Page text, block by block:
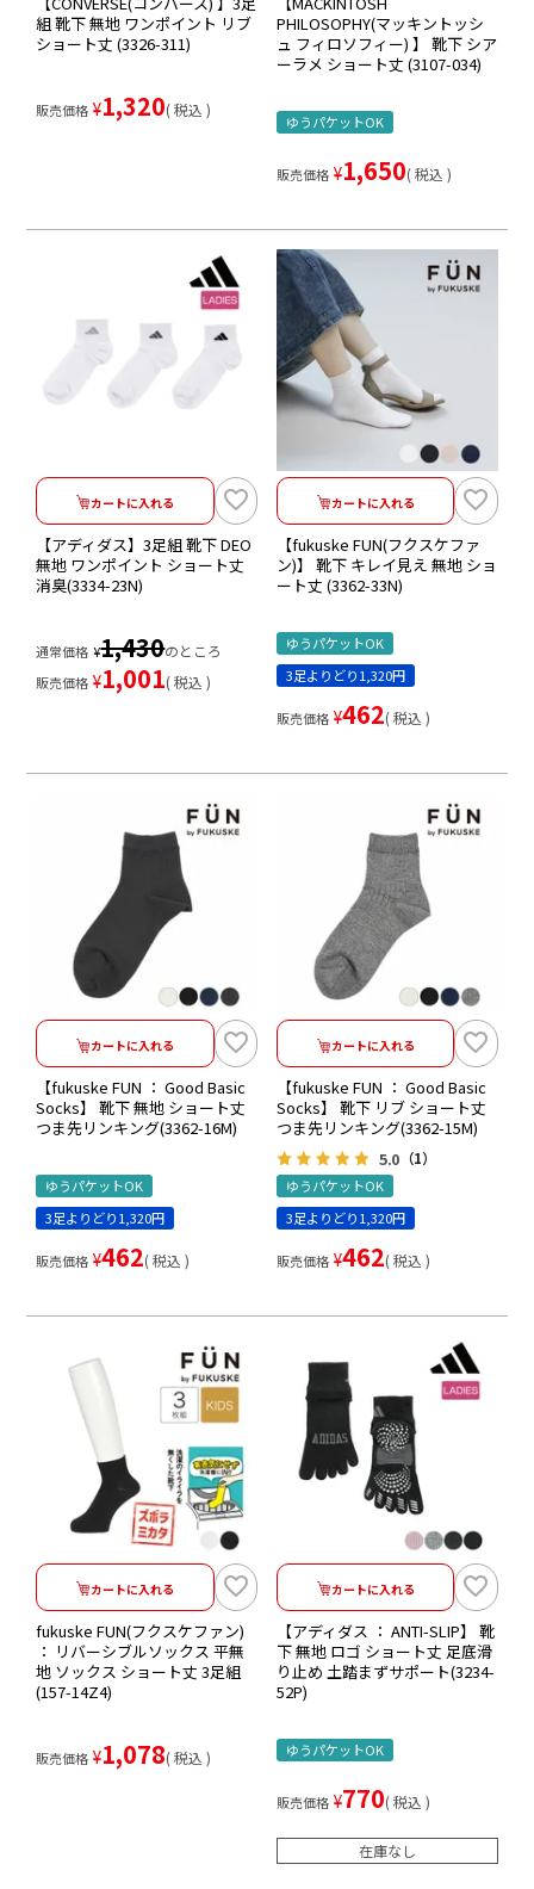
組 靴下 無地 ワンポイント リブ
ショート丈 (3326-311)
販売価格 ¥1,320 税込
PHILOSOPHY(マッキントッシ
ュ フィロソフィー) 】 靴下 シア
ーラメ ショート丈 (3107-034)
ゆうパケットOK
販売価格 ¥1,650 税込
カートに入れる
【アディダス】3足組 靴下 DEO
無地 ワンポイント ショート丈
消臭(3334-23N)
通常価格 ¥1,430のところ
販売価格 ¥1,001 税込
カートに入れる
【fukuske FUN(フクスケファ
ン)】 靴下 キレイ見え 無地 ショ
ート丈 (3362-33N)
ゆうパケットOK
3足よりどり1,320円
販売価格 ¥462 税込
カートに入れる
【fukuske FUN ： Good Basic
Socks】 靴下 無地 ショート丈
つま先リンキング(3362-16M)
ゆうパケットOK
3足よりどり1,320円
販売価格 ¥462 税込
カートに入れる
【fukuske FUN ： Good Basic
Socks】 靴下 リブ ショート丈
つま先リンキング(3362-15M)
5.0 （1）
ゆうパケットOK
3足よりどり1,320円
販売価格 ¥462 税込
カートに入れる
fukuske FUN(フクスケファン)
： リバーシブルソックス 平無
地 ソックス ショート丈 3足組
(157-14Z4)
販売価格 ¥1,078 税込
カートに入れる
【アディダス ： ANTI-SLIP】 靴
下 無地 ロゴ ショート丈 足底滑
り止め 土踏まずサポート(3234-
52P)
ゆうパケットOK
販売価格 ¥770 税込
在庫なし